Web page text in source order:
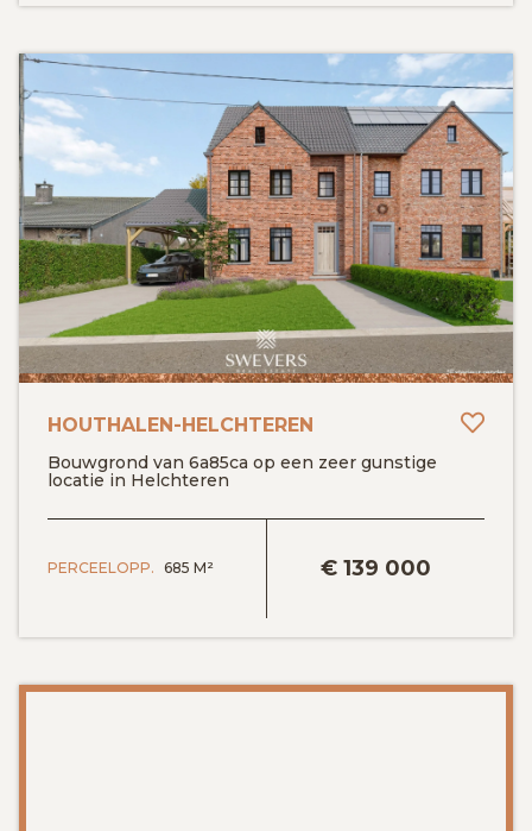
HOUTHALEN-HELCHTEREN
Bouwgrond van 6a85ca op een zeer gunstige
locatie in Helchteren
€ 139 000
PERCEELOPP. 685 M²
BEKIJK DETAILS